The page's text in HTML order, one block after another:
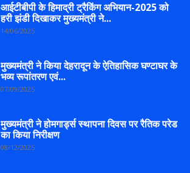
आईटीबीपी के हिमाद्री ट्रैकिंग अभियान-2025 को
हरी झंडी दिखाकर मुख्यमंत्री ने...
14/06/2025
मुख्यमंत्री ने किया देहरादून के ऐतिहासिक घण्टाघर के
भव्य रूपांतरण एवं...
07/09/2025
मुख्यमंत्री ने होमगार्ड्स स्थापना दिवस पर रैतिक परेड
का किया निरीक्षण
08/12/2025